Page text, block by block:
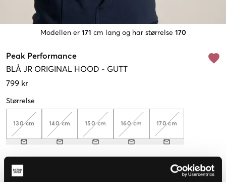
Modellen er 171 cm lang og har størrelse 170
Peak Performance
BLÅ JR ORIGINAL HOOD - GUTT
799 kr
Størrelse
130 cm 140 cm 150 cm 160 cm 170 cm
Opplevd størrelse